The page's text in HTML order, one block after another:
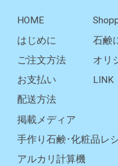
HOME
はじめに
ご注文方法
お支払い
石鹸
オリ
LINK
配送方法
掲載メディア
手作り石鹸･化粧品レ
アルカリ計算機